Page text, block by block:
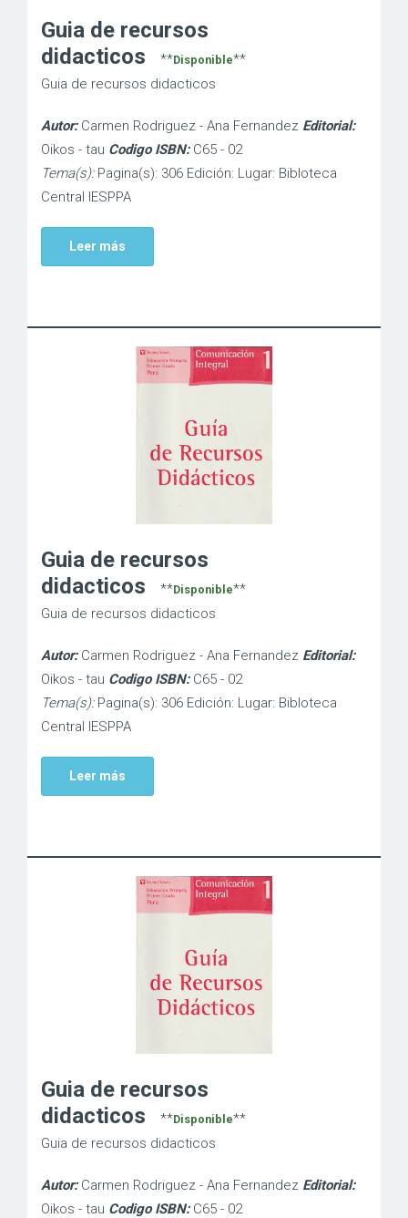
Guia de recursos
didacticos **Disponible**
Guia de recursos didacticos
Autor:Carmen Rodriguez - Ana Fernandez Editorial:
Oikos - tau Codigo ISBN:C65 - 02
Tema(s):Pagina(s): 306 Edición: Lugar: Bibloteca
Central IESPPA
Leer más
Guia de recursos
didacticos **Disponible**
Guia de recursos didacticos
Autor:Carmen Rodriguez - Ana Fernandez Editorial:
Oikos - tau Codigo ISBN:C65 - 02
Tema(s):Pagina(s): 306 Edición: Lugar: Bibloteca
Central IESPPA
Leer más
Guia de recursos
didacticos **Disponible**
Guia de recursos didacticos
Autor:Carmen Rodriguez - Ana Fernandez Editorial:
Oikos - tau Codigo ISBN:C65 - 02